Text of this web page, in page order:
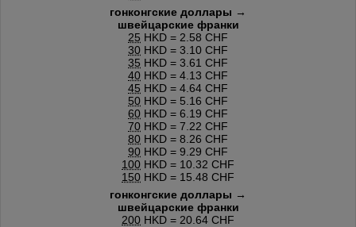
гонконгские доллары →
швейцарские франки
25 HKD = 2.58 CHF
30 HKD = 3.10 CHF
35 HKD = 3.61 CHF
40 HKD = 4.13 CHF
45 HKD = 4.64 CHF
50 HKD = 5.16 CHF
60 HKD = 6.19 CHF
70 HKD = 7.22 CHF
80 HKD = 8.26 CHF
90 HKD = 9.29 CHF
100 HKD = 10.32 CHF
150 HKD = 15.48 CHF
гонконгские доллары →
швейцарские франки
200 HKD = 20.64 CHF